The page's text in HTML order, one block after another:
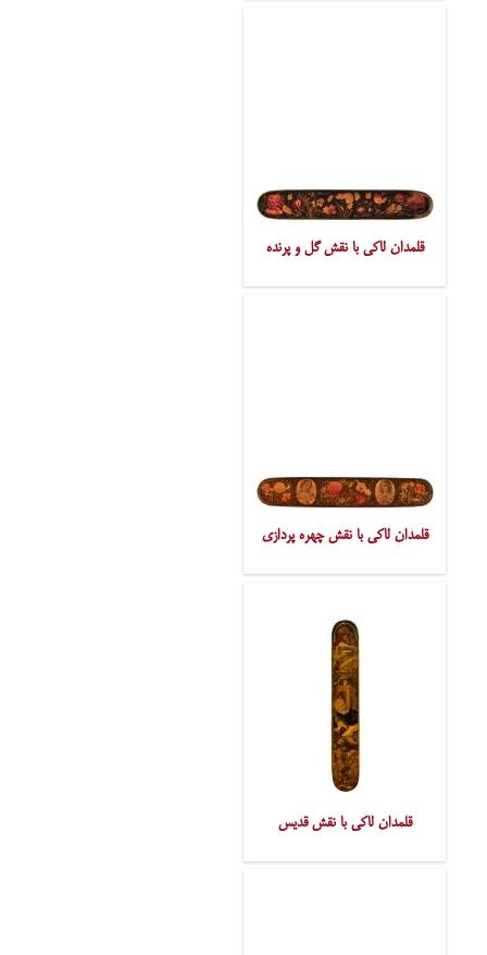
قلمدان لاکی با نقش گل و پرنده
قلمدان لاکی با نقش چهره پردازی
قلمدان لاکی با نقش قدیس